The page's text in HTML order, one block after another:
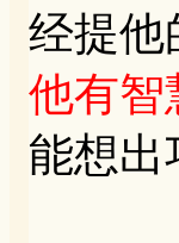
经提他
他有智
能想出